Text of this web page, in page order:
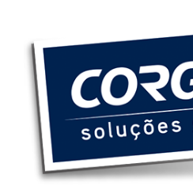
conteúdo